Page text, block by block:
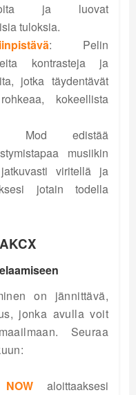
ja luovat
tuloksia.
: Pelin
kontrasteja ja
jotka täydentävät
kokeellista
Mod edistää
musiikin
viritellä ja
jotain todella
on jännittävä,
jonka avulla voit
Seuraa
aloittaaksesi